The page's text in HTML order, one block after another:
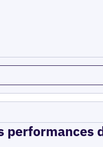
performances